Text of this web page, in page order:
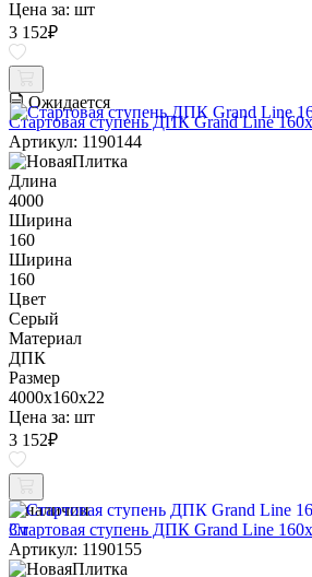
Цена за: шт
3 152₽
Ожидается
Стартовая ступень ДПК Grand Line
Артикул: 1190144
Длина
4000
Ширина
160
Ширина
160
Цвет
Серый
Материал
ДПК
Размер
4000x160x22
Цена за: шт
3 152₽
В наличии
Стартовая ступень ДПК Grand Line
Артикул: 1190155